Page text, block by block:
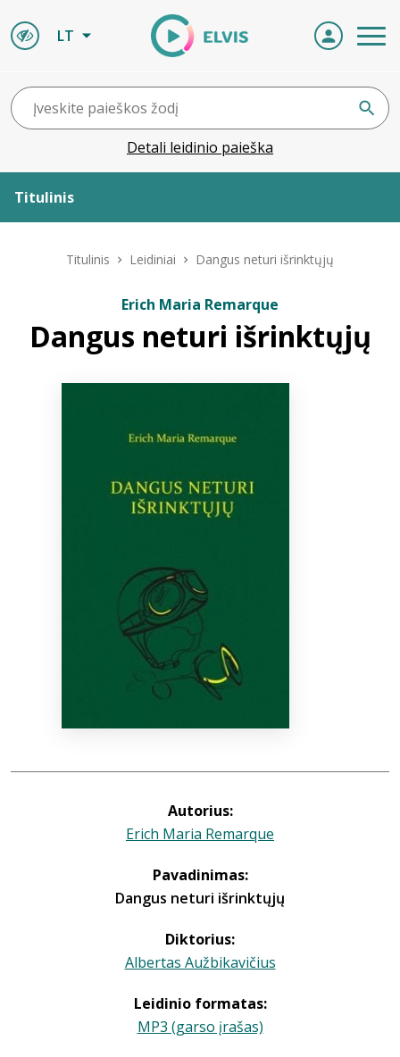
LT
Detali leidinio paieška
Titulinis
ELVIS atvyksta
Titulinis Leidiniai Dangus neturi išrinktųjų
Erich Maria Remarque
Dangus neturi išrinktųjų
Autorius:
Erich Maria Remarque
Pavadinimas:
Dangus neturi išrinktųjų
Diktorius:
Albertas Aužbikavičius
Leidinio formatas:
MP3 (garso įrašas)